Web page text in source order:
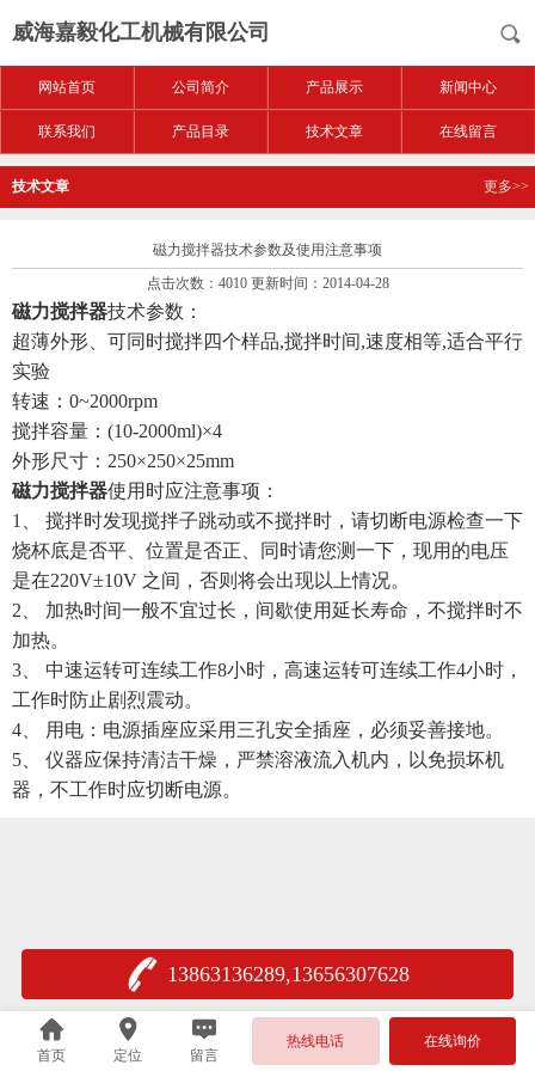
威海嘉毅化工机械有限公司
网站首页 公司简介 产品展示 新闻中心
联系我们 产品目录 技术文章 在线留言
技术文章 更多>>
磁力搅拌器技术参数及使用注意事项
点击次数：4010 更新时间：2014-04-28
磁力搅拌器技术参数：
超薄外形、可同时搅拌四个样品,搅拌时间,速度相等,适合平行
实验
转速：0~2000rpm
搅拌容量：(10-2000ml)×4
外形尺寸：250×250×25mm
磁力搅拌器使用时应注意事项：
1、 搅拌时发现搅拌子跳动或不搅拌时，请切断电源检查一下
烧杯底是否平、位置是否正、同时请您测一下，现用的电压
是在220V±10V 之间，否则将会出现以上情况。
2、 加热时间一般不宜过长，间歇使用延长寿命，不搅拌时不
加热。
3、 中速运转可连续工作8小时，高速运转可连续工作4小时，
工作时防止剧烈震动。
4、 用电：电源插座应采用三孔安全插座，必须妥善接地。
5、 仪器应保持清洁干燥，严禁溶液流入机内，以免损坏机
器，不工作时应切断电源。
13863136289,13656307628
首页 定位 留言
热线电话 在线询价